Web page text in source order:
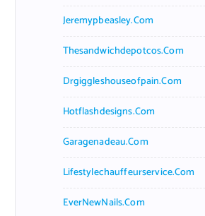
Jeremypbeasley.com
Thesandwichdepotcos.com
Drgiggleshouseofpain.com
Hotflashdesigns.com
Garagenadeau.com
Lifestylechauffeurservice.com
EverNewNails.com